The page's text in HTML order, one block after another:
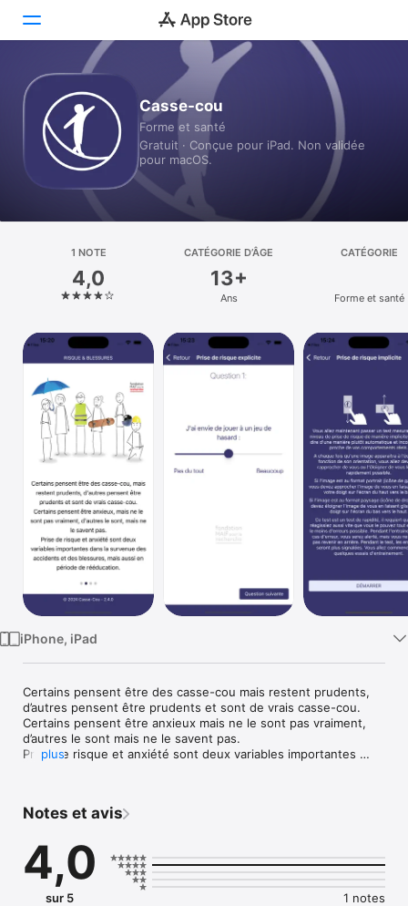
Aujourd’hui
Jeux
Apps
Arcade
Plateforme
iPhone
iPad
Mac
Vision
Watch
Casse-cou
Forme et santé
Gratuit · Conçue pour iPad. Non validée
pour macOS.
1 NOTE
4,0
CATÉGORIE D’ÂGE
13+
Ans
CATÉGORIE
Forme et santé
iPhone, iPad
Certains pensent être des casse-cou mais restent prudents,
d’autres pensent être prudents et sont de vrais casse-cou.
Certains pensent être anxieux mais ne le sont pas vraiment,
d’autres le sont mais ne le savent pas.
Prise de risque et anxiété sont deux variables importantes
MAIF et l'équipe d’UMEO qui vous permettra de vous situer
De mieux comprendre ce que vous êtes vraiment plutôt que
de ne vous fier qu’à ce que vous pensez être.
Casse-cou est une application qui permet de tester la
plus
Notes et avis
4,0
sur 5 1 notes